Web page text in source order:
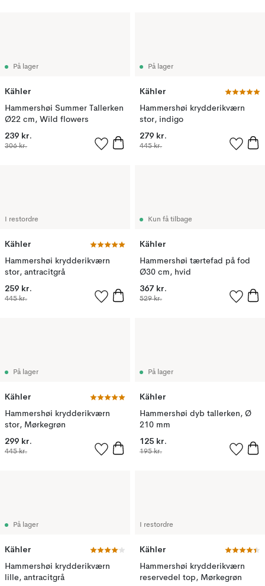
På lager
Kähler
Hammershøi Summer Tallerken
Ø22 cm, Wild flowers
239 kr.
306 kr.
På lager
Kähler
Hammershøi krydderikværn
stor, indigo
279 kr.
445 kr.
I restordre
Kähler
Hammershøi krydderikværn
stor, antracitgrå
259 kr.
445 kr.
Kun få tilbage
Kähler
Hammershøi tærtefad på fod
Ø30 cm, hvid
367 kr.
529 kr.
På lager
Kähler
Hammershøi krydderikværn
stor, Mørkegrøn
299 kr.
445 kr.
På lager
Kähler
Hammershøi dyb tallerken, Ø
210 mm
125 kr.
195 kr.
På lager
Kähler
Hammershøi krydderikværn
lille, antracitgrå
I restordre
Kähler
Hammershøi krydderikværn
reservedel top, Mørkegrøn